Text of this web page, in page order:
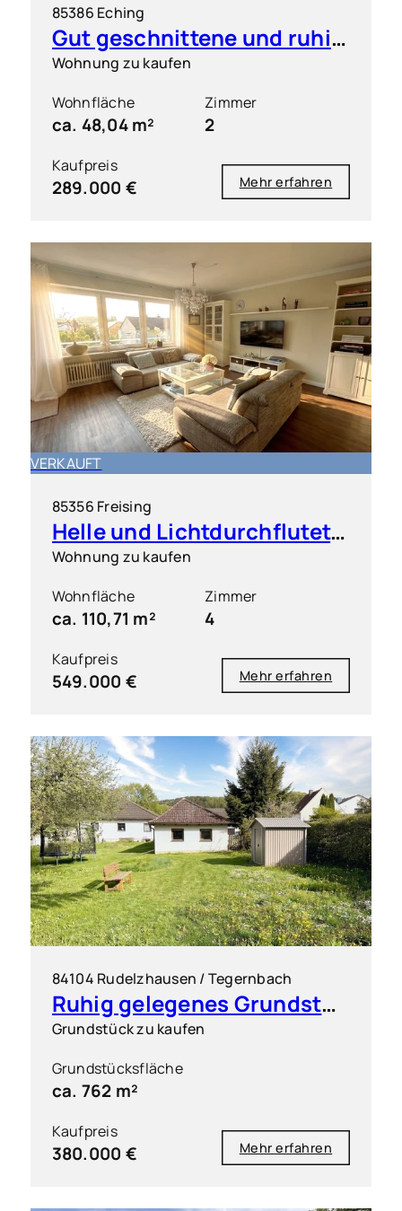
85386 Eching
Gut geschnittene und ruhig gelegene 2 Zimmer-Wohnung mit S/O-Balkon
Wohnung zu kaufen
Wohnfläche
ca. 48,04 m²
Zimmer
2
Kaufpreis
289.000 € Mehr erfahren
VERKAUFT
85356 Freising
Helle und Lichtdurchflutete 4 Zimmer Wohnung mit großem Süd-Westbalkon
Wohnung zu kaufen
Wohnfläche
ca. 110,71 m²
Zimmer
4
Kaufpreis
549.000 € Mehr erfahren
84104 Rudelzhausen / Tegernbach
Ruhig gelegenes Grundstück für einen Dreispänner
Grundstück zu kaufen
Grundstücksfläche
ca. 762 m²
Kaufpreis
380.000 € Mehr erfahren